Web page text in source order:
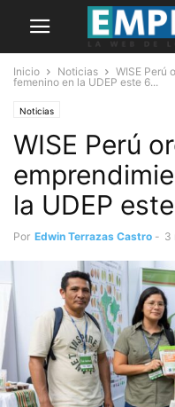
Inicio Noticias
WISE Perú
femenino en la UDEP este 6...
Noticias
WISE Perú
la UDEP
Por Edwin Terrazas Castro - 3